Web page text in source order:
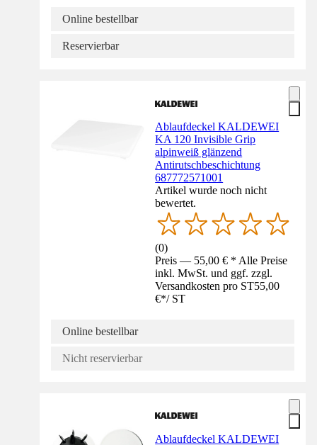
Online bestellbar
Reservierbar
Ablaufdeckel KALDEWEI
KA 120 Invisible Grip
alpinweiß glänzend
Antirutschbeschichtung
687772571001
Artikel wurde noch nicht
bewertet.
(0)
Preis — 55,00 € * Alle Preise
inkl. MwSt. und ggf. zzgl.
Versandkosten pro ST55,00
€*/ ST
Online bestellbar
Nicht reservierbar
Ablaufdeckel KALDEWEI